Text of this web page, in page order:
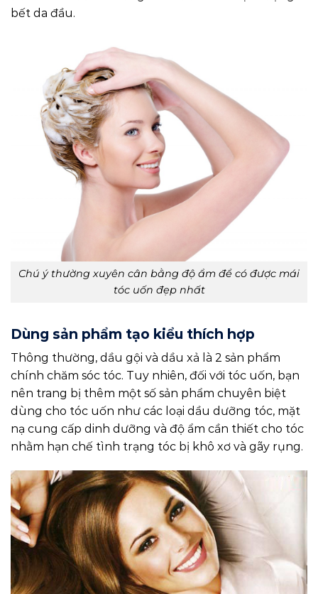
bết da đầu.
Chú ý thường xuyên cân bằng độ ẩm để có được mái
tóc uốn đẹp nhất
Dùng sản phẩm tạo kiểu thích hợp
Thông thường, dầu gội và dầu xả là 2 sản phẩm
chính chăm sóc tóc. Tuy nhiên, đối với tóc uốn, bạn
nên trang bị thêm một số sản phẩm chuyên biệt
dùng cho tóc uốn như các loại dầu dưỡng tóc, mặt
nạ cung cấp dinh dưỡng và độ ẩm cần thiết cho tóc
nhằm hạn chế tình trạng tóc bị khô xơ và gãy rụng.